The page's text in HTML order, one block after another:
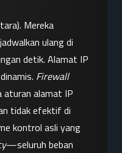
Mereka
Firewall
aturan alamat IP
tidak efektif di
kontrol asli yang
—seluruh beban